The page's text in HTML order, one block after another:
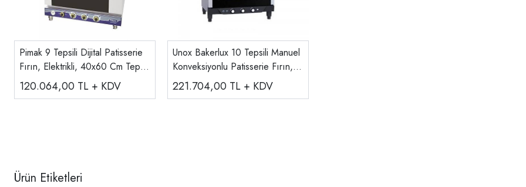
Pimak 9 Tepsili Dijital Patisserie
Fırın, Elektrikli, 40x60 Cm Tepsi
PTS09-D
120.064,00 TL + KDV
Unox Bakerlux 10 Tepsili Manuel
Konveksiyonlu Patisserie Fırın,
Elektrikli 40x60 Cm XB-893
221.704,00 TL + KDV
Ürün Etiketleri